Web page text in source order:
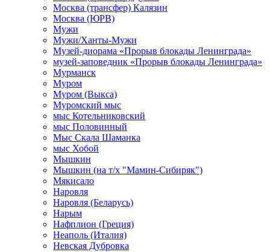
Москва (трансфер) Калязин
Москва (ЮРВ)
Мужи
Мужи/Ханты-Мужи
Музей-диорама «Прорыв блокады Ленинграда»
музей-заповедник «Прорыв блокады Ленинграда»
Мурманск
Муром
Муром (Выкса)
Муромский мыс
мыс Котельниковский
мыс Половинный
Мыс Скала Шаманка
мыс Хобой
Мышкин
Мышкин (на т/х "Мамин-Сибиряк")
Мякисало
Наровля
Наровля (Беларусь)
Нарым
Нафплион (Греция)
Неаполь (Италия)
Невская Дубровка